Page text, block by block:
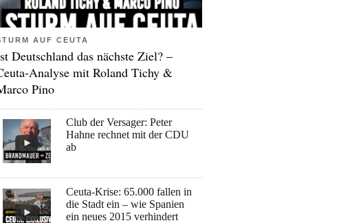
AUF CEUTA
Deutschland das nächste Ziel? –
Analyse mit Roland Tichy &
Pino
Club der Versager: Peter
Hahne rechnet mit der CDU
ab
Ceuta-Krise: 65.000 fallen in
die Stadt ein – wie Spanien
ein neues 2015 verhindert